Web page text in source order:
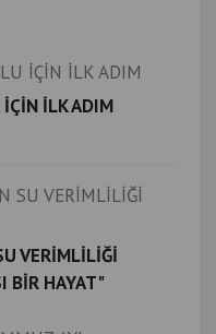
İÇİN İLK ADIM
VERİMLİLİĞİ
BİR HAYAT"